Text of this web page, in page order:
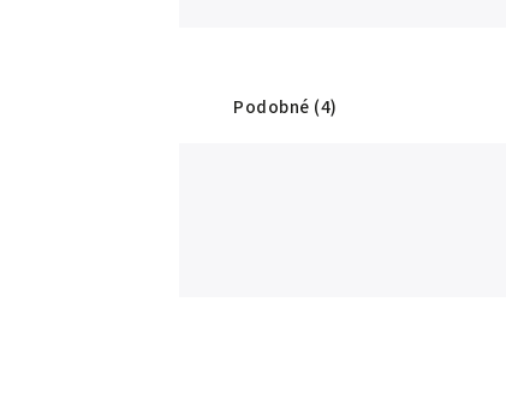
Podobné (4)